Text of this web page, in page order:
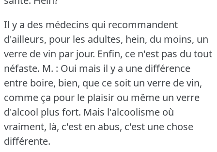
Il y a des médecins qui recommandent
d'ailleurs, pour les adultes, hein, du moins, un
verre de vin par jour. Enfin, ce n'est pas du tout
néfaste. M. : Oui mais il y a une différence
entre boire, bien, que ce soit un verre de vin,
comme ça pour le plaisir ou même un verre
d'alcool plus fort. Mais l'alcoolisme où
vraiment, là, c'est en abus, c'est une chose
différente.